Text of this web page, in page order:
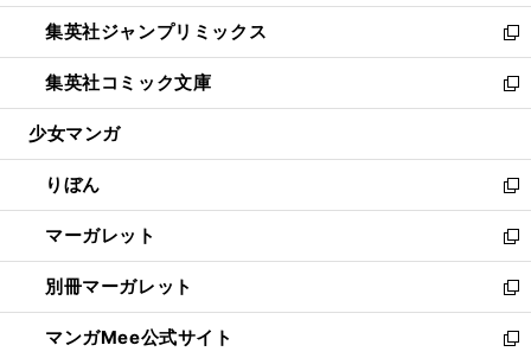
開
く
ウ
で
開
く
ン
ド
ウ
で
開
ウ
ィ
ン
ド
ウ
開
く
し
い
ウ
ィ
ン
ウ
で
開
く
集英社ジャンプリミックス
新
し
い
ウ
ン
ド
ウ
で
開
く
集英社コミック文庫
新
し
ウ
ィ
ン
ド
ウ
で
開
く
少女マンガ
りぼん
新
し
い
ウ
ィ
ン
ド
マーガレット
新
し
い
ウ
ィ
別冊マーガレット
新
し
い
マンガMee公式サイト
新